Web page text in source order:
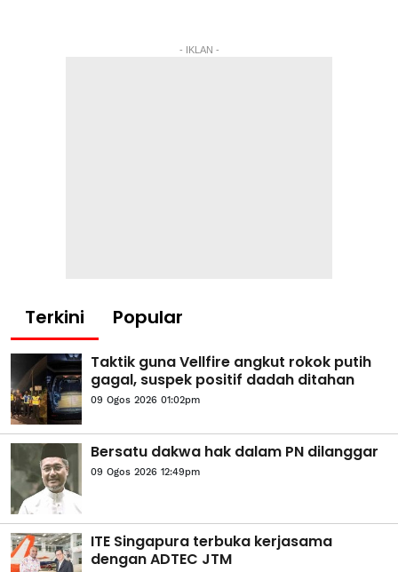
- IKLAN -
Terkini Popular
Taktik guna Vellfire angkut rokok putih
gagal, suspek positif dadah ditahan
09 Ogos 2026 01:02pm
Bersatu dakwa hak dalam PN dilanggar
09 Ogos 2026 12:49pm
ITE Singapura terbuka kerjasama
dengan ADTEC JTM